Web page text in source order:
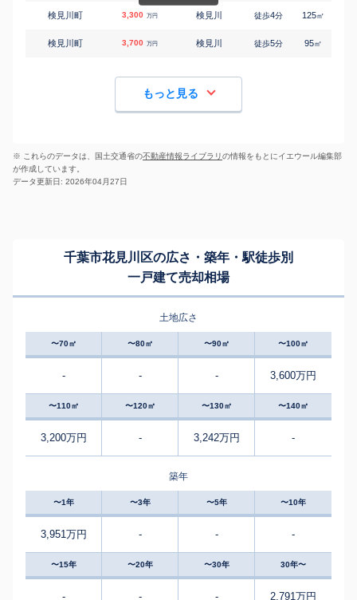
検見川町 3,300 万円 検見川 徒歩4分 125㎡
検見川町 3,700 万円 検見川 徒歩5分 95㎡
もっと見る
※ これらのデータは、国土交通省の不動産情報ライブラリの情報をもとにイエウール編集部
が作成しています。
データ更新日: 2026年04月27日
千葉市花見川区の広さ・築年・駅徒歩別
一戸建て売却相場
土地広さ
〜70㎡ 〜80㎡ 〜90㎡ 〜100㎡
- - - 3,600万円
〜110㎡ 〜120㎡ 〜130㎡ 〜140㎡
3,200万円 - 3,242万円 -
築年
〜1年 〜3年 〜5年 〜10年
3,951万円 - - -
〜15年 〜20年 〜30年 30年〜
- - - 2,791万円